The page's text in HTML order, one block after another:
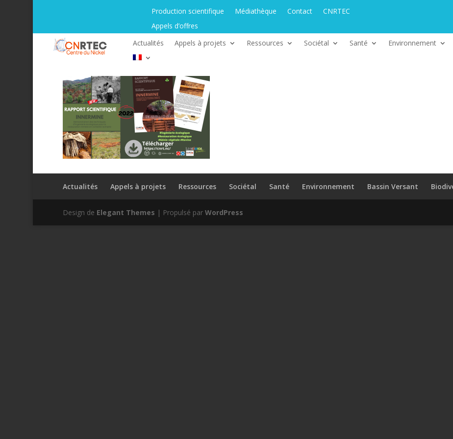
Production scientifique Médiathèque Contact
CNRTEC
Appels d’offres
Actualités
Appels à projets Ressources Sociétal Santé Environnement
Actualités Appels à projets Ressources Sociétal Santé Environnement Bassin Versant
Design de Elegant Themes | Propulsé par WordPress